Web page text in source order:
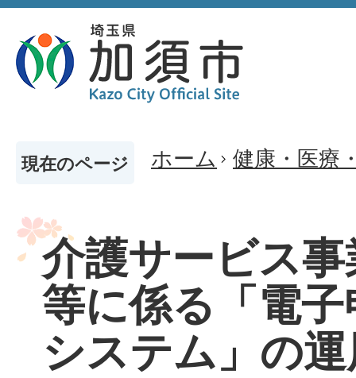
現在のページ ホーム 健康・医療
介護サービス
等に係る「電
システム」の